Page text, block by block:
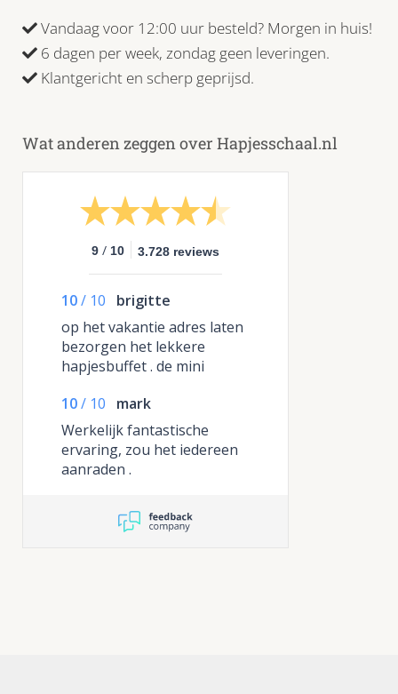
Vandaag voor 12:00 uur besteld? Morgen in huis!
6 dagen per week, zondag geen leveringen.
Klantgericht en scherp geprijsd.
Wat anderen zeggen over Hapjesschaal.nl
9 / 10 3.728 reviews
10/ 10
brigitte
op het vakantie adres laten
bezorgen het lekkere
hapjesbuffet . de mini
smakelijk
10/ 10
mark
Werkelijk fantastische
ervaring, zou het iedereen
aanraden .